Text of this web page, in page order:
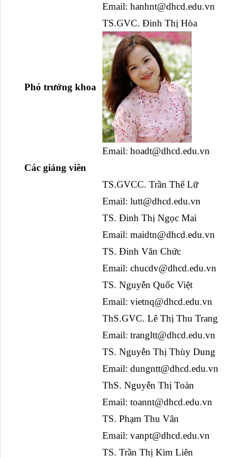
Email: hanhnt@dhcd.edu.vn
Phó trưởng khoa
TS.GVC. Đinh Thị Hòa
Email: hoadt@dhcd.edu.vn
Các giảng viên
TS.GVCC. Trần Thế Lữ
Email: lutt@dhcd.edu.vn
TS. Đinh Thị Ngọc Mai
Email: maidtn@dhcd.edu.vn
TS. Đinh Văn Chức
Email: chucdv@dhcd.edu.vn
TS. Nguyễn Quốc Việt
Email: vietnq@dhcd.edu.vn
ThS.GVC. Lê Thị Thu Trang
Email: trangltt@dhcd.edu.vn
TS. Nguyễn Thị Thùy Dung
Email: dungntt@dhcd.edu.vn
ThS. Nguyễn Thị Toàn
Email: toannt@dhcd.edu.vn
TS. Phạm Thu Vân
Email: vanpt@dhcd.edu.vn
TS. Trần Thị Kim Liên